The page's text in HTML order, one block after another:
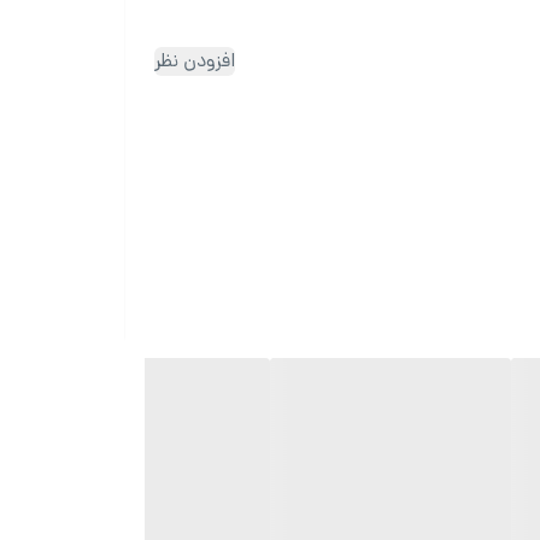
افزودن نظر